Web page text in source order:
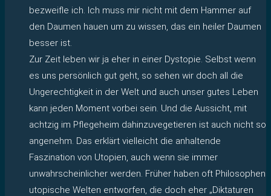
bezweifle ich. Ich muss mir nicht mit dem Hammer auf
den Daumen hauen um zu wissen, das ein heiler Daumen
besser ist.
Zur Zeit leben wir ja eher in einer Dystopie. Selbst wenn
es uns persönlich gut geht, so sehen wir doch all die
Ungerechtigkeit in der Welt und auch unser gutes Leben
kann jeden Moment vorbei sein. Und die Aussicht, mit
achtzig im Pflegeheim dahinzuvegetieren ist auch nicht so
angenehm. Das erklärt vielleicht die anhaltende
Faszination von Utopien, auch wenn sie immer
unwahrscheinlicher werden. Früher haben oft Philosophen
utopische Welten entworfen, die doch eher „Diktaturen